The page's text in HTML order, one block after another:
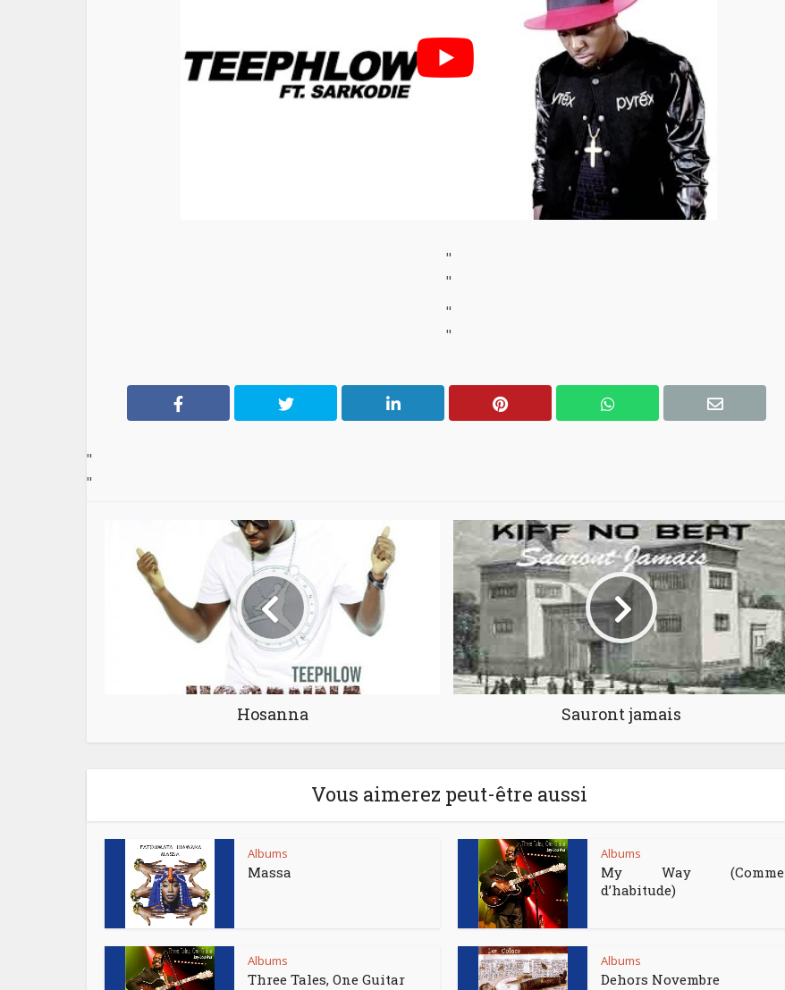
"
"
"
"
"
"
Hosanna Sauront jamais
Vous aimerez peut-être aussi
Albums
Massa
Albums
My Way (Comme
d’habitude)
Albums
Three Tales, One Guitar
Albums
Dehors Novembre